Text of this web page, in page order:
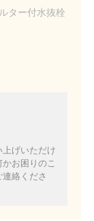
ター付水抜栓
げいただけ
お困りのこ
絡くださ